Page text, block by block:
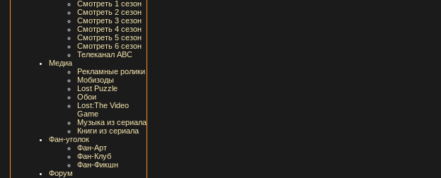
Смотреть 1 сезон
Смотреть 2 сезон
Смотреть 3 сезон
Смотреть 4 сезон
Смотреть 5 сезон
Смотреть 6 сезон
Телеканал ABC
Медиа
Рекламные ролики
Мобизоды
Lost Puzzle
Обои
Lost:The Video
Game
Музыка из сериала
Книги из сериала
Фан-уголок
Фан-Арт
Фан-Клуб
Фан-Фикшн
Форум